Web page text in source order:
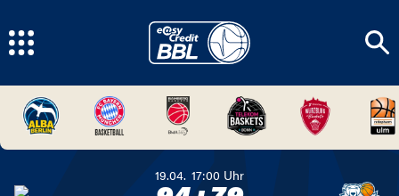
19.04. 17:00 Uhr